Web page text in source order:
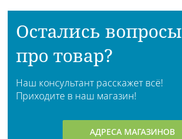
Остались вопросы
про товар?
Наш консультант расскажет всё!
Приходите в наш магазин!
АДРЕСА МАГАЗИНОВ